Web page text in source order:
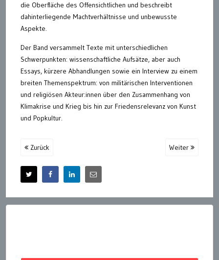
die Oberfläche des Offensichtlichen und beschreibt
dahinterliegende Machtverhältnisse und unbewusste
Aspekte.
Der Band versammelt Texte mit unterschiedlichen
Schwerpunkten: wissenschaftliche Aufsätze, aber auch
Essays, kürzere Abhandlungen sowie ein Interview zu einem
breiten Themenspektrum: von militärischen Interventionen
und religiösen Akteur:innen über den Zusammenhang von
Klimakrise und Krieg bis hin zur Friedensrelevanz von Kunst
und Popkultur.
Zurück Weiter